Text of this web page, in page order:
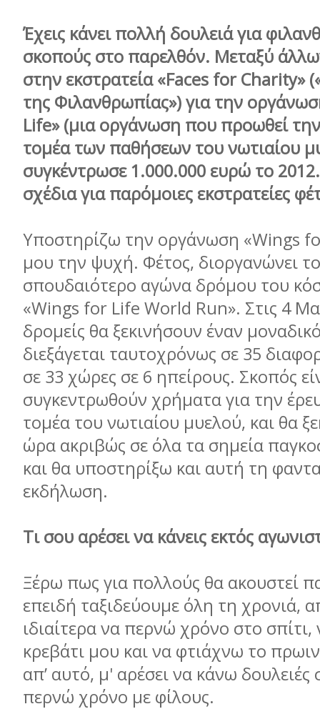
Έχεις κάνει πολλή δουλειά για
σκοπούς στο παρελθόν. Μεταξύ
στην εκστρατεία «Faces for
της Φιλανθρωπίας») για την
Life» (μια οργάνωση που προωθεί
τομέα των παθήσεων του νωτιαίου
συγκέντρωσε 1.000.000 ευρώ το
σχέδια για παρόμοιες εκστρατείες
Υποστηρίζω την οργάνωση «Wings
μου την ψυχή. Φέτος, διοργανώνει
σπουδαιότερο αγώνα δρόμου του
«Wings for Life World Run». Στις 4
δρομείς θα ξεκινήσουν έναν
διεξάγεται ταυτοχρόνως σε 35
σε 33 χώρες σε 6 ηπείρους. Σκοπός
συγκεντρωθούν χρήματα για την
τομέα του νωτιαίου μυελού, και θα
ώρα ακριβώς σε όλα τα σημεία
και θα υποστηρίξω και αυτή τη
εκδήλωση.
Τι σου αρέσει να κάνεις εκτός
Ξέρω πως για πολλούς θα ακουστεί
επειδή ταξιδεύουμε όλη τη χρονιά,
ιδιαίτερα να περνώ χρόνο στο
κρεβάτι μου και να φτιάχνω το
απ’ αυτό, μ' αρέσει να κάνω δουλειές
περνώ χρόνο με φίλους.